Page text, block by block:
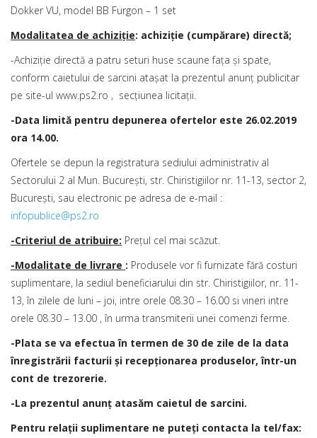
Dokker VU, model BB Furgon – 1 set
Modalitatea de achiziţie: achiziţie (cumpărare) directă;
-Achiziție directă a patru seturi huse scaune fața și spate,
conform caietului de sarcini atașat la prezentul anunț publicitar
pe site-ul www.ps2.ro , secțiunea licitații.
-Data limită pentru depunerea ofertelor este 26.02.2019
ora 14.00.
Ofertele se depun la registratura sediului administrativ al
Sectorului 2 al Mun. Bucureşti, str. Chiristigiilor nr. 11-13, sector 2,
Bucureşti, sau electronic pe adresa de e-mail :
infopublice@ps2.ro
-Criteriul de atribuire: Preţul cel mai scăzut.
-Modalitate de livrare : Produsele vor fi furnizate fără costuri
suplimentare, la sediul beneficiarului din str. Chiristigiilor, nr. 11-
13, în zilele de luni – joi, intre orele 08.30 – 16.00 si vineri intre
orele 08.30 – 13.00 , în urma transmiterii unei comenzi ferme.
-Plata se va efectua în termen de 30 de zile de la data
înregistrării facturii și recepționarea produselor, într-un
cont de trezorerie.
-La prezentul anunț atasăm caietul de sarcini.
Pentru relații suplimentare ne puteţi contacta la tel/fax: